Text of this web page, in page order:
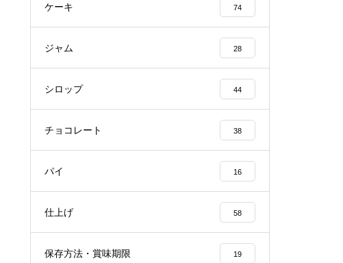
ケーキ 74
ジャム 28
シロップ 44
チョコレート 38
パイ 16
仕上げ 58
保存方法・賞味期限 19